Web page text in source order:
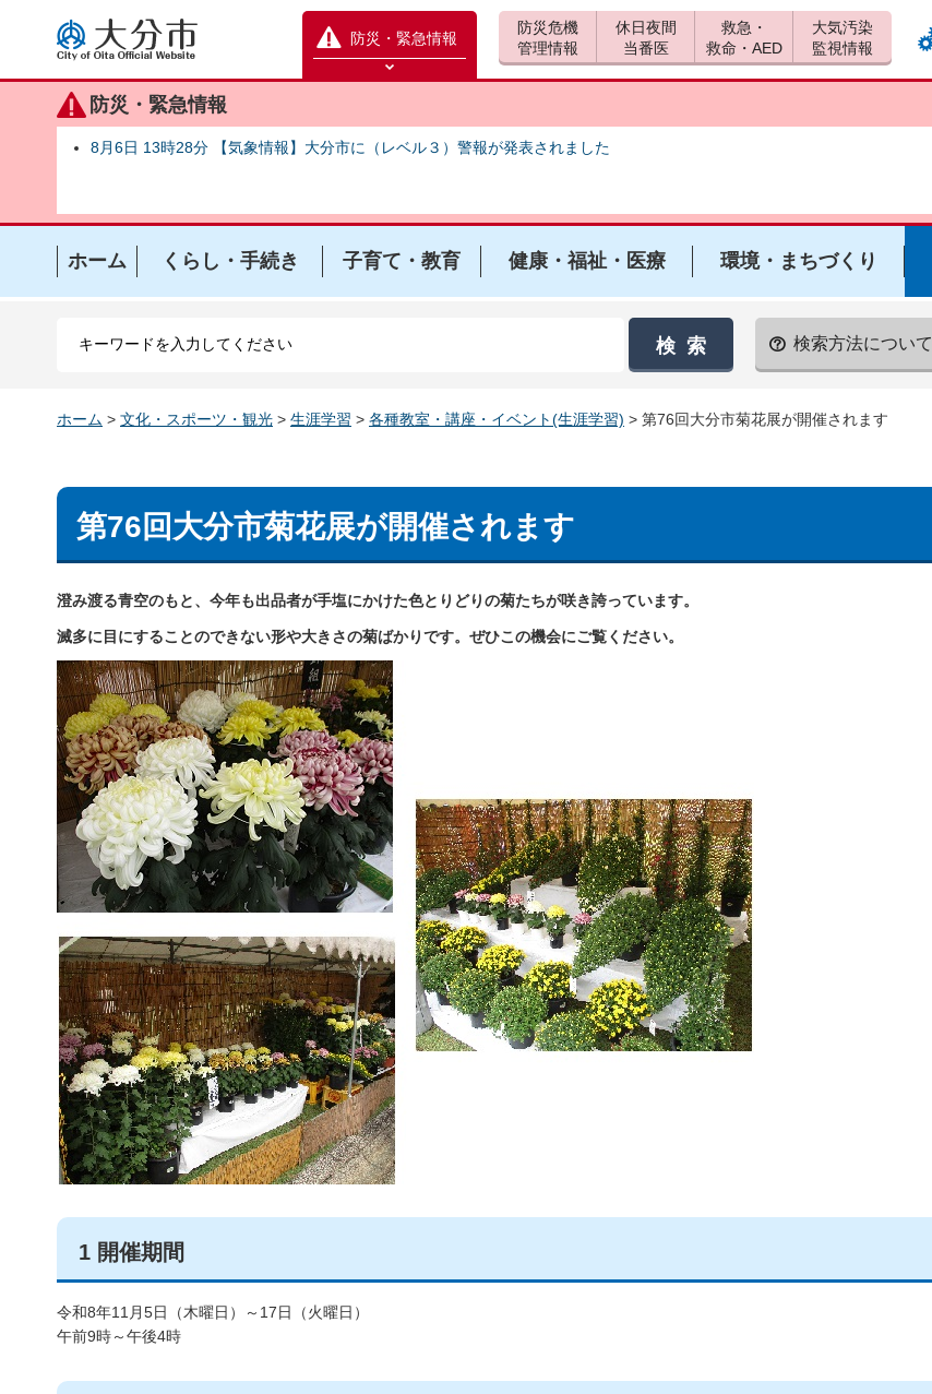
大分市
防災・緊急情報
防災緊急情報を開く
防災・緊急情報
8月6日 13時28分 【気象情報】大分市に（レベル３）警報が発表されました
防災危機
管理情報
休日夜間
当番医
救急・
救命・AED
大気汚染
監視情報
ホーム くらし・手続き 子育て・教育 健康・福祉・医療 環境・まちづくり
検索方法について
ホーム > 文化・スポーツ・観光 > 生涯学習 > 各種教室・講座・イベント(生涯学習) > 第76回大分市菊花展が開催されます
第76回大分市菊花展が開催されます
澄み渡る青空のもと、今年も出品者が手塩にかけた色とりどりの菊たちが咲き誇っています。
滅多に目にすることのできない形や大きさの菊ばかりです。ぜひこの機会にご覧ください。
1 開催期間
令和8年11月5日（木曜日）～17日（火曜日）
午前9時～午後4時